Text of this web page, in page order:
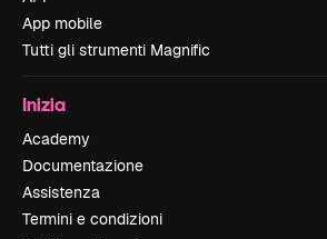
App mobile
Tutti gli strumenti Magnific
Inizia
Academy
Documentazione
Assistenza
Termini e condizioni